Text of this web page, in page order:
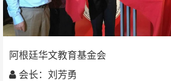
阿根廷华文教育基金会
会长：刘芳勇
阿根廷华文教育基金会